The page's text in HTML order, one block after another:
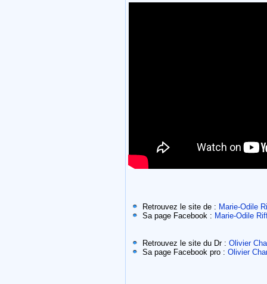
Retrouvez le site de : Marie-Odile
Sa page Facebook : Marie-Odile
Retrouvez le site du Dr : Olivier
Sa page Facebook pro : Olivier